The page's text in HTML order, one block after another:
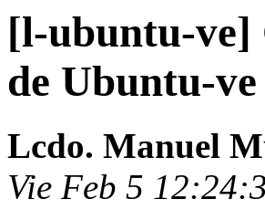
[l-ubuntu-ve]
de Ubuntu-
Lcdo. Manuel
Vie Feb 5